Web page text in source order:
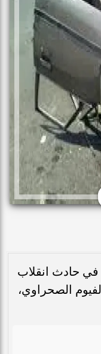
في حادث انقلاب
الصحراوي،